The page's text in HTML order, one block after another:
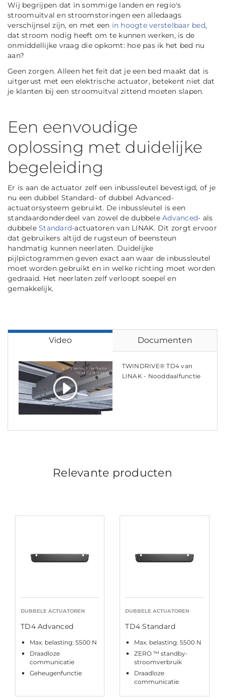
Wij begrijpen dat in sommige landen en regio's
stroomuitval en stroomstoringen een alledaags
verschijnsel zijn, en met een in hoogte verstelbaar bed,
dat stroom nodig heeft om te kunnen werken, is de
onmiddellijke vraag die opkomt: hoe pas ik het bed nu
aan?
Geen zorgen. Alleen het feit dat je een bed maakt dat is
uitgerust met een elektrische actuator, betekent niet dat
je klanten bij een stroomuitval zittend moeten slapen.
Een eenvoudige
oplossing met duidelijke
begeleiding
Er is aan de actuator zelf een inbussleutel bevestigd, of je
nu een dubbel Standard- of dubbel Advanced-
actuatorsysteem gebruikt. De inbussleutel is een
standaardonderdeel van zowel de dubbele Advanced- als
dubbele Standard-actuatoren van LINAK. Dit zorgt ervoor
dat gebruikers altijd de rugsteun of beensteun
handmatig kunnen neerlaten. Duidelijke
pijlpictogrammen geven exact aan waar de inbussleutel
moet worden gebruikt en in welke richting moet worden
gedraaid. Het neerlaten zelf verloopt soepel en
gemakkelijk.
Video Documenten
TWINDRIVE® TD4 van
LINAK - Nooddaalfunctie
Relevante producten
DUBBELE ACTUATOREN
TD4 Advanced
Max. belasting: 5500 N
Draadloze
communicatie
Geheugenfunctie
DUBBELE ACTUATOREN
TD4 Standard
Max. belasting: 5500 N
ZERO ™ standby-
stroomverbruik
Draadloze
communicatie